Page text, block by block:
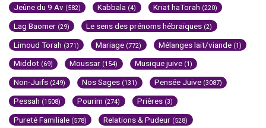
Jeûne du 9 Av (582) Kabbala (4) Kriat haTorah (220)
Lag Baomer (29) Le sens des prénoms hébraïques (2)
Limoud Torah (371) Mariage (772) Mélanges lait/viande (1)
Middot (69) Moussar (154) Musique juive (1)
Non-Juifs (249) Nos Sages (131) Pensée Juive (3087)
Pessah (1508) Pourim (274) Prières (3)
Pureté Familiale (578) Relations & Pudeur (528)